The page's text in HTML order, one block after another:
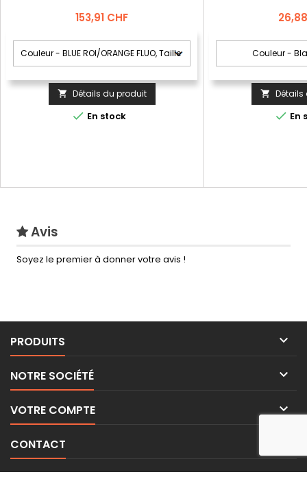
Prix
153,91 CHF
 Détails du produit
 En stock
Prix
 Détails
 En
Avis
Soyez le premier à donner votre avis !
PRODUITS 
NOTRE SOCIÉTÉ 
VOTRE COMPTE 
CONTACT